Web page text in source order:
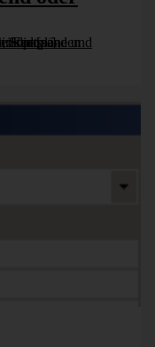
gezeichnet. Je nachdem, wohin die [...]